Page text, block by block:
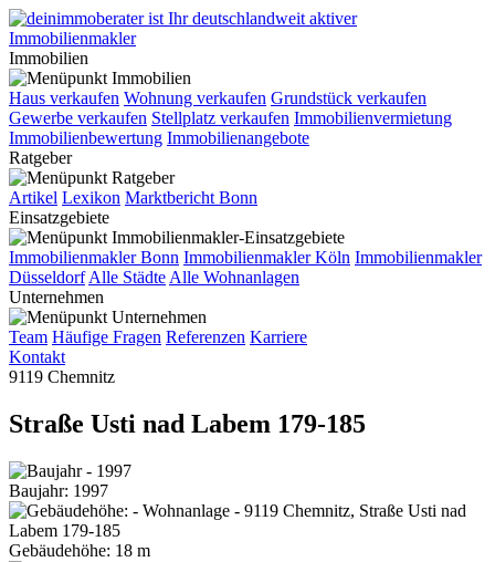
Immobilien
Haus verkaufen Wohnung verkaufen Grundstück verkaufen
Gewerbe verkaufen Stellplatz verkaufen Immobilienvermietung
Immobilienbewertung Immobilienangebote
Ratgeber
Artikel Lexikon Marktbericht Bonn
Einsatzgebiete
Immobilienmakler Bonn Immobilienmakler Köln Immobilienmakler
Düsseldorf Alle Städte Alle Wohnanlagen
Unternehmen
Team Häufige Fragen Referenzen Karriere
Kontakt
9119 Chemnitz
Straße Usti nad Labem 179-185
Baujahr: 1997
Gebäudehöhe: 18 m